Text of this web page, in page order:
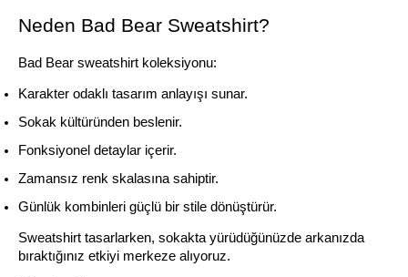
Neden Bad Bear Sweatshirt?
Bad Bear sweatshirt koleksiyonu:
Karakter odaklı tasarım anlayışı sunar.
Sokak kültüründen beslenir.
Fonksiyonel detaylar içerir.
Zamansız renk skalasına sahiptir.
Günlük kombinleri güçlü bir stile dönüştürür.
Sweatshirt tasarlarken, sokakta yürüdüğünüzde arkanızda
bıraktığınız etkiyi merkeze alıyoruz.